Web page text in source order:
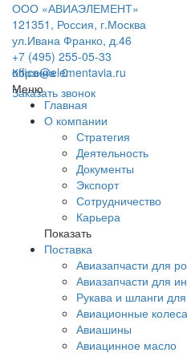
ООО «АВИАЭЛЕМЕНТ»
121351, Россия, г.Москва
ул.Ивана Франко, д.46
+7 (495) 255-05-33
office@elementavia.ru
Заказать звонок
Корзина0
Меню
Главная
О компании
Стратегия
Деятельность
Документы
Экспорт
Сотрудничество
Карьера
Показать
Поставка
Авиазапчасти для
Авиазапчасти для
Рукава и шланги
Авиационные колеса
Авиашины
Авиацинное масло